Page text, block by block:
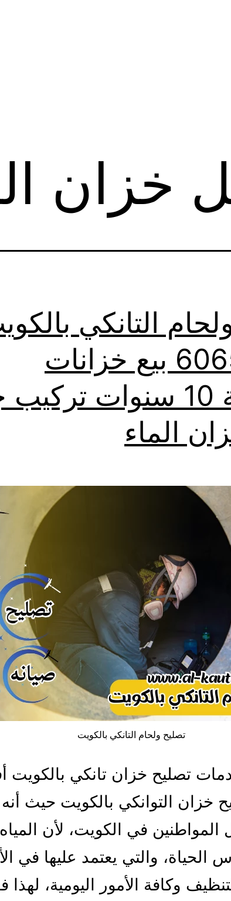
خزان
التانكي
60651553 بيع خزانات
بالكفالة 10 سنوات
الماء
تصليح ولحام التانكي بالكويت
تصليح خزان تانكي بالكويت
خزان التوانكي بالكويت حيث أنه
في الكويت، لأن المياه
الحياة، والتي يعتمد عليها في
وكافة الأمور اليومية، لهذا